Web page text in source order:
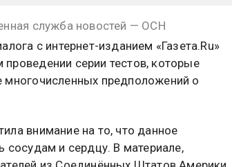
служба новостей — ОСН
с интернет-изданием «Газета.Ru»
серии тестов, которые
многочисленных предположений о
внимание на то, что данное
сосудам и сердцу. В материале,